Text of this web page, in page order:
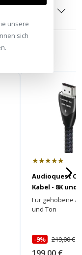
★★★★★
Audioquest
Kabel - 8K und
Für gehobene
und Ton
-9% 219,00 €
unsere
sich